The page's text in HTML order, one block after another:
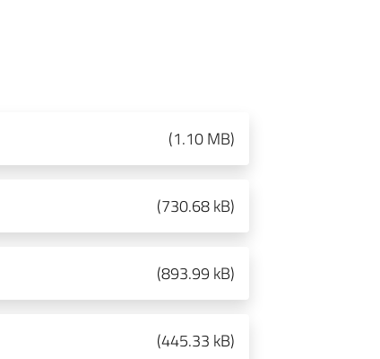
(1.10 MB)
(730.68 kB)
(893.99 kB)
(445.33 kB)